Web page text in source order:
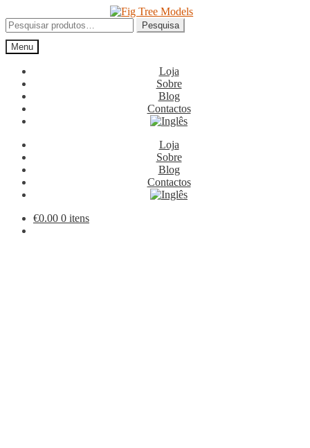
para
a
navegação
para
o
conteúdo
Pesquisar
por:
Pesquisa
Menu
Loja
Sobre
Blog
Contactos
Loja
Sobre
Blog
Contactos
€0.00 0 itens